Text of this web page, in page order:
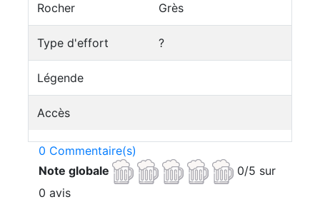
Rocher Grès
Type d'effort ?
Légende
Accès
0 Commentaire(s)
Note globale
0/5 sur
0 avis